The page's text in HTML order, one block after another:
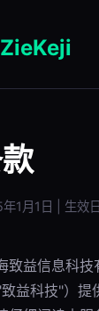
1月1日 | 生效
致益信息科
益科技"）提